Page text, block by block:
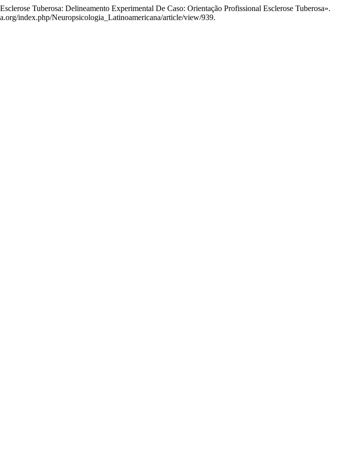
Tuberosa: Delineamento Experimental De Caso: Orientação Profissional Esclerose Tuberosa».
index.php/Neuropsicologia_Latinoamericana/article/view/939.